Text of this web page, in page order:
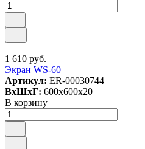
1 610 руб.
Экран WS-60
Артикул: ER-00030744
ВxШxГ: 600x600x20
В корзину